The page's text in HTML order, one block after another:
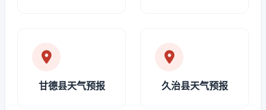
甘德县天气预报 久治县天气预报